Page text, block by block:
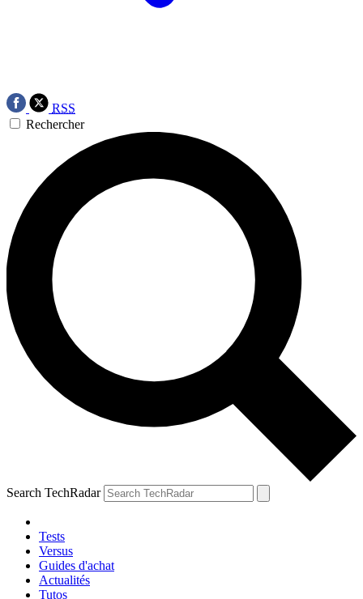
RSS
Rechercher
Search TechRadar
Tests
Versus
Guides d'achat
Actualités
Tutos